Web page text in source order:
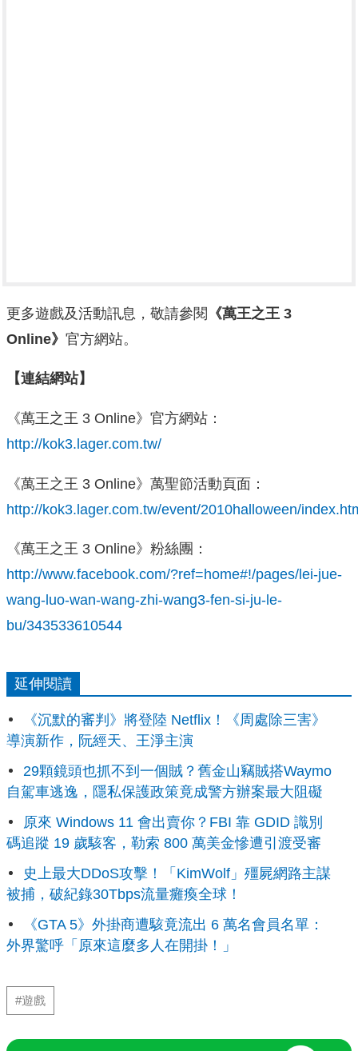
更多遊戲及活動訊息，敬請參閱 《萬王之王 3
Online》 官方網站。
【連結網站】
《萬王之王 3 Online》官方網站：
http://kok3.lager.com.tw/
《萬王之王 3 Online》萬聖節活動頁面：
http://kok3.lager.com.tw/event/2010halloween/
《萬王之王 3 Online》粉絲團：
http://www.facebook.com/?ref=home#!/pages/lei-jue-
wang-luo-wan-wang-zhi-wang3-fen-si-ju-le-
bu/343533610544
延伸閱讀
《沉默的審判》將登陸 Netflix！《周處除三害》
導演新作，阮經天、王淨主演
29顆鏡頭也抓不到一個賊？舊金山竊賊搭Waymo
自駕車逃逸，隱私保護政策竟成警方辦案最大阻礙
原來 Windows 11 會出賣你？FBI 靠 GDID 識別
碼追蹤 19 歲駭客，勒索 800 萬美金慘遭引渡受審
史上最大DDoS攻擊！「KimWolf」殭屍網路主謀
被捕，破紀錄30Tbps流量癱瘓全球！
《GTA 5》外掛商遭駭竟流出 6 萬名會員名單：
外界驚呼「原來這麼多人在開掛！」
#遊戲